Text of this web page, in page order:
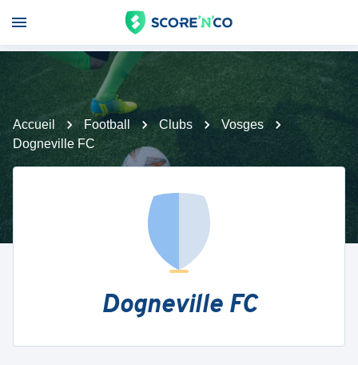
Accueil Football Clubs
Vosges
Dogneville FC
Dogneville FC